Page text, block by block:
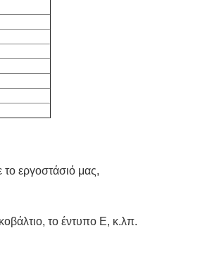
εργοστάσιό μας,
το έντυπο Ε, κ.λπ.